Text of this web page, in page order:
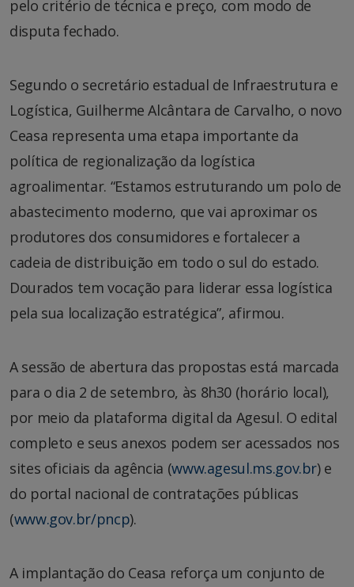
pelo critério de técnica e preço, com modo de
disputa fechado.
Segundo o secretário estadual de Infraestrutura e
Logística, Guilherme Alcântara de Carvalho, o novo
Ceasa representa uma etapa importante da
política de regionalização da logística
agroalimentar. “Estamos estruturando um polo de
abastecimento moderno, que vai aproximar os
produtores dos consumidores e fortalecer a
cadeia de distribuição em todo o sul do estado.
Dourados tem vocação para liderar essa logística
pela sua localização estratégica”, afirmou.
A sessão de abertura das propostas está marcada
para o dia 2 de setembro, às 8h30 (horário local),
por meio da plataforma digital da Agesul. O edital
completo e seus anexos podem ser acessados nos
sites oficiais da agência (www.agesul.ms.gov.br) e
do portal nacional de contratações públicas
(www.gov.br/pncp).
A implantação do Ceasa reforça um conjunto de